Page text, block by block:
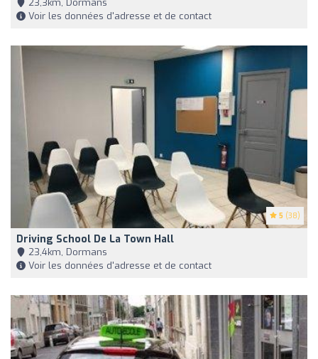
23,3km, Dormans
Voir les données d'adresse et de contact
5 (38)
Driving School De La Town Hall
23,4km, Dormans
Voir les données d'adresse et de contact